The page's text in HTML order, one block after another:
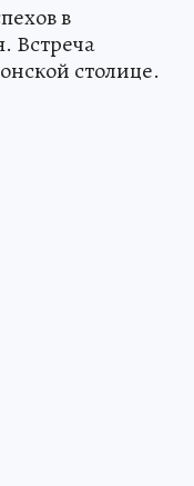
в
Встреча
столице.